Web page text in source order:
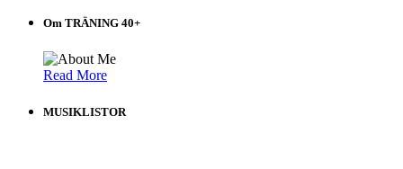
Om TRÄNING 40+
Read More
MUSIKLISTOR